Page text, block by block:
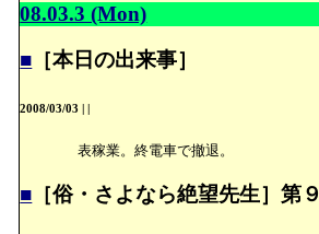
08.03.3 (Mon)
■ ［本日の出来事］
2008/03/03
表稼業。終電車で撤退。
■ ［俗・さよなら絶望先生］第